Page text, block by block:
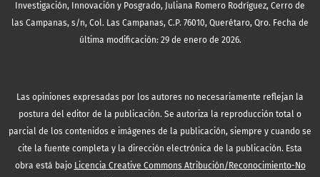
Investigación, Innovación y Posgrado, Juliana Romero Rodríguez, Cerro de
las Campanas, s/n, Col. Las Campanas, C.P. 76010, Querétaro, Qro. Fecha de
última modificación: 29 de enero de 2026.
Las opiniones expresadas por los autores no necesariamente reflejan la
postura del editor de la publicación. Se autoriza la reproducción total o
parcial de los contenidos e imágenes de la publicación, siempre y cuando se
cite la fuente completa y la dirección electrónica de la publicación. Esta
obra está bajo Licencia Creative Commons Atribución/Reconocimiento-No